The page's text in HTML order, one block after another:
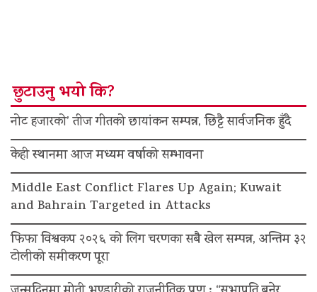
छुटाउनु भयो कि?
नोट हजारको’ तीज गीतको छायांकन सम्पन्न, छिट्टै सार्वजनिक हुँदै
केही स्थानमा आज मध्यम वर्षाको सम्भावना
Middle East Conflict Flares Up Again; Kuwait
and Bahrain Targeted in Attacks
फिफा विश्वकप २०२६ को लिग चरणका सबै खेल सम्पन्न, अन्तिम ३२
टोलीको समीकरण पूरा